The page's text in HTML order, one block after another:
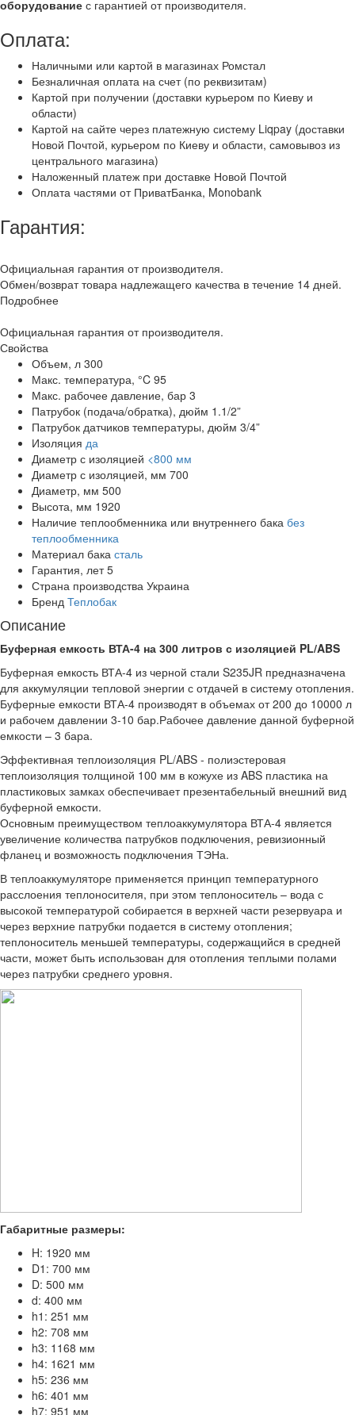
оборудование с гарантией от производителя.
Оплата:
Наличными или картой в магазинах Ромстал
Безналичная оплата на счет (по реквизитам)
Картой при получении (доставки курьером по Киеву и
области)
Картой на сайте через платежную систему Liqpay (доставки
Новой Почтой, курьером по Киеву и области, самовывоз из
центрального магазина)
Наложенный платеж при доставке Новой Почтой
Оплата частями от ПриватБанка, Monobank
Гарантия:
Официальная гарантия от производителя.
Обмен/возврат товара надлежащего качества в течение 14 дней.
Подробнее
Официальная гарантия от производителя.
Свойства
Объем, л 300
Макс. температура, °C 95
Макс. рабочее давление, бар 3
Патрубок (подача/обратка), дюйм 1.1/2”
Патрубок датчиков температуры, дюйм 3/4”
Изоляция да
Диаметр с изоляцией <800 мм
Диаметр с изоляцией, мм 700
Диаметр, мм 500
Высота, мм 1920
Наличие теплообменника или внутреннего бака без
теплообменника
Материал бака сталь
Гарантия, лет 5
Страна производства Украина
Бренд Теплобак
Описание
Буферная емкость ВТА-4 на 300 литров с изоляцией PL/ABS
Буферная емкость ВТА-4 из черной стали S235JR предназначена
для аккумуляции тепловой энергии с отдачей в систему отопления.
Буферные емкости ВТА-4 производят в объемах от 200 до 10000 л
и рабочем давлении 3-10 бар.Рабочее давление данной буферной
емкости – 3 бара.
Эффективная теплоизоляция PL/ABS - полиэстеровая
теплоизоляция толщиной 100 мм в кожухе из ABS пластика на
пластиковых замках обеспечивает презентабельный внешний вид
буферной емкости.
Основным преимуществом теплоаккумулятора ВТА-4 является
увеличение количества патрубков подключения, ревизионный
фланец и возможность подключения ТЭНа.
В теплоаккумуляторе применяется принцип температурного
расслоения теплоносителя, при этом теплоноситель – вода с
высокой температурой собирается в верхней части резервуара и
через верхние патрубки подается в систему отопления;
теплоноситель меньшей температуры, содержащийся в средней
части, может быть использован для отопления теплыми полами
через патрубки среднего уровня.
Габаритные размеры:
H: 1920 мм
D1: 700 мм
D: 500 мм
d: 400 мм
h1: 251 мм
h2: 708 мм
h3: 1168 мм
h4: 1621 мм
h5: 236 мм
h6: 401 мм
h7: 951 мм